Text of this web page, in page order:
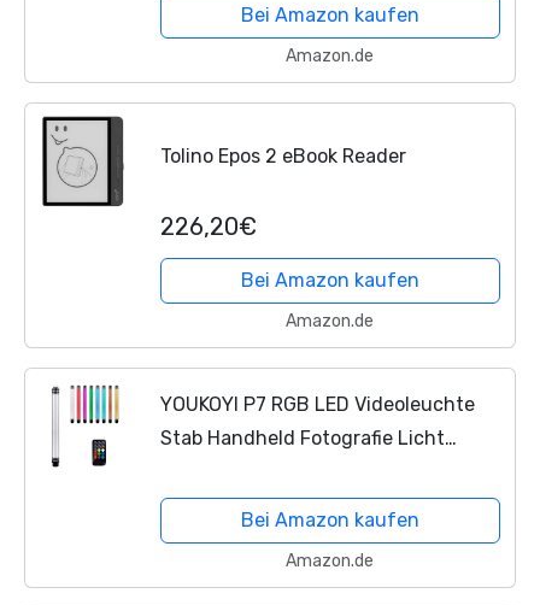
Bei Amazon kaufen
Amazon.de
Tolino Epos 2 eBook Reader
226,20€
Bei Amazon kaufen
Amazon.de
YOUKOYI P7 RGB LED Videoleuchte
Stab Handheld Fotografie Licht
eingebauter 10400 mAh Akku
Bei Amazon kaufen
Amazon.de